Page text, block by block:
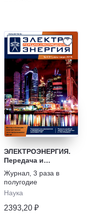
ЭЛЕКТРОЭНЕРГИЯ.
Передача и
распределение
Журнал 3 раза в
полугодие
Наука
2393,20 ₽